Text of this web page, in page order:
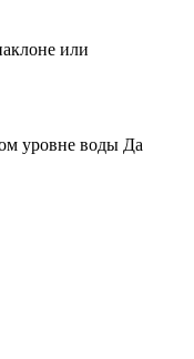
или
уровне воды Да